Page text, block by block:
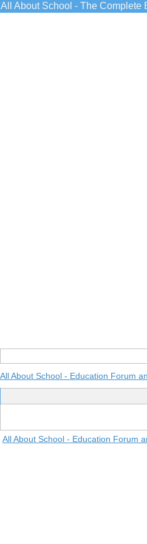
All About School - The Complete
All About School - Education Forum
All About School - Education Forum